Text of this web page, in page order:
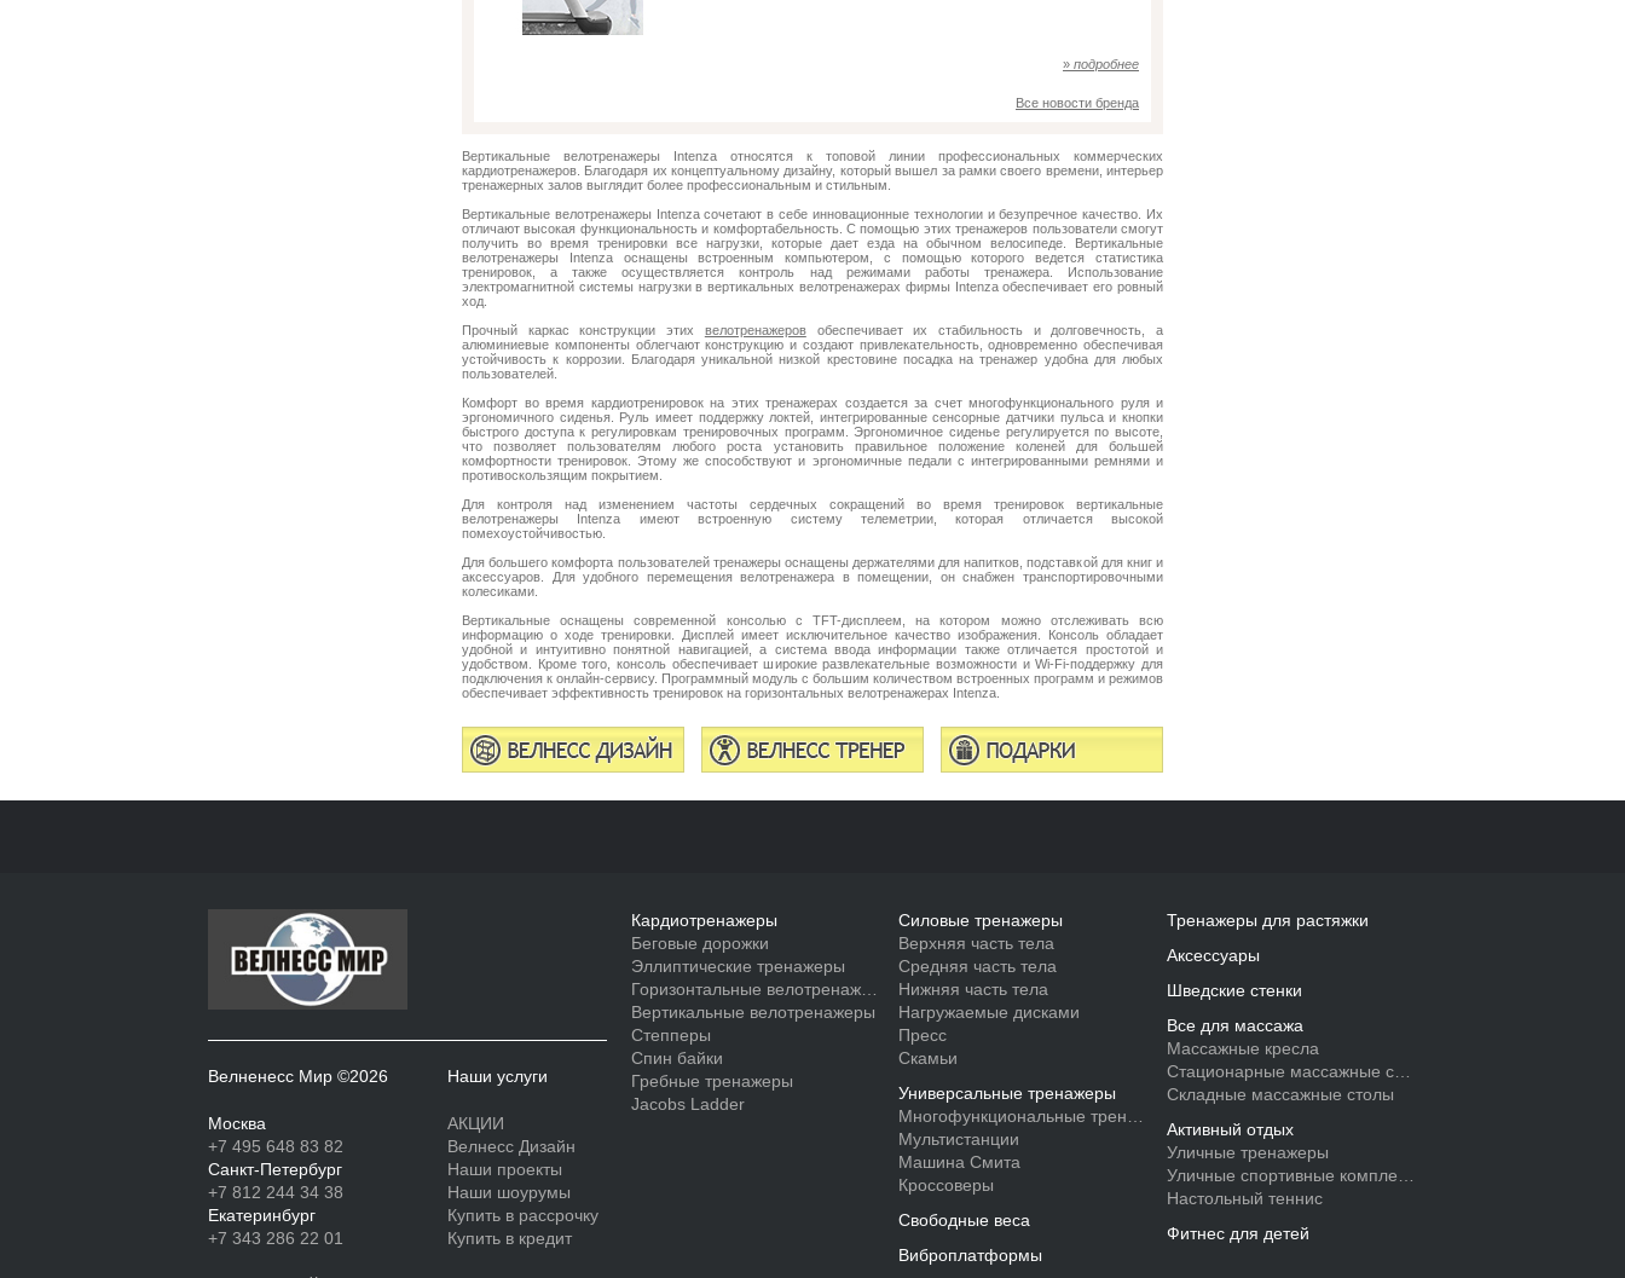
» подробнее
Все новости бренда
Вертикальные велотренажеры Intenza относятся к топовой линии профессиональных коммерческих
кардиотренажеров. Благодаря их концептуальному дизайну, который вышел за рамки своего времени, интерьер
тренажерных залов выглядит более профессиональным и стильным.
Вертикальные велотренажеры Intenza сочетают в себе инновационные технологии и безупречное качество. Их
отличают высокая функциональность и комфортабельность. С помощью этих тренажеров пользователи смогут
получить во время тренировки все нагрузки, которые дает езда на обычном велосипеде. Вертикальные
велотренажеры Intenza оснащены встроенным компьютером, с помощью которого ведется статистика
тренировок, а также осуществляется контроль над режимами работы тренажера. Использование
электромагнитной системы нагрузки в вертикальных велотренажерах фирмы Intenza обеспечивает его ровный
ход.
Прочный каркас конструкции этих велотренажеровобеспечивает их стабильность и долговечность, а
алюминиевые компоненты облегчают конструкцию и создают привлекательность, одновременно обеспечивая
устойчивость к коррозии. Благодаря уникальной низкой крестовине посадка на тренажер удобна для любых
пользователей.
Комфорт во время кардиотренировок на этих тренажерах создается за счет многофункционального руля и
эргономичного сиденья. Руль имеет поддержку локтей, интегрированные сенсорные датчики пульса и кнопки
быстрого доступа к регулировкам тренировочных программ. Эргономичное сиденье регулируется по высоте,
что позволяет пользователям любого роста установить правильное положение коленей для большей
комфортности тренировок. Этому же способствуют и эргономичные педали с интегрированными ремнями и
противоскользящим покрытием.
Для контроля над изменением частоты сердечных сокращений во время тренировок вертикальные
велотренажеры Intenza имеют встроенную систему телеметрии, которая отличается высокой
помехоустойчивостью.
Для большего комфорта пользователей тренажеры оснащены держателями для напитков, подставкой для книг и
аксессуаров. Для удобного перемещения велотренажера в помещении, он снабжен транспортировочными
колесиками.
Вертикальные оснащены современной консолью с TFT-дисплеем, на котором можно отслеживать всю
информацию о ходе тренировки. Дисплей имеет исключительное качество изображения. Консоль обладает
удобной и интуитивно понятной навигацией, а система ввода информации также отличается простотой и
удобством. Кроме того, консоль обеспечивает широкие развлекательные возможности и Wi-Fi-поддержку для
подключения к онлайн-сервису. Программный модуль с большим количеством встроенных программ и режимов
обеспечивает эффективность тренировок на горизонтальных велотренажерах Intenza.
Наши услуги
АКЦИИ
Велнесс Дизайн
Наши проекты
Наши шоурумы
Купить в рассрочку
Купить в кредит
Велненесс Мир ©2026
Москва
+7 495 648 83 82
Санкт-Петербург
+7 812 244 34 38
Екатеринбург
+7 343 286 22 01
Кардиотренажеры
Беговые дорожки
Эллиптические тренажеры
Горизонтальные велотренажеры
Вертикальные велотренажеры
Степперы
Спин байки
Гребные тренажеры
Jacobs Ladder
Силовые тренажеры
Верхняя часть тела
Средняя часть тела
Нижняя часть тела
Нагружаемые дисками
Пресс
Скамьи
Универсальные тренажеры
Многофункциональные тренажеры
Мультистанции
Машина Смита
Кроссоверы
Свободные веса
Виброплатформы
Тренажеры для растяжки
Аксессуары
Шведские стенки
Все для массажа
Массажные кресла
Стационарные массажные столы
Складные массажные столы
Активный отдых
Уличные тренажеры
Уличные спортивные комплексы
Настольный теннис
Фитнес для детей